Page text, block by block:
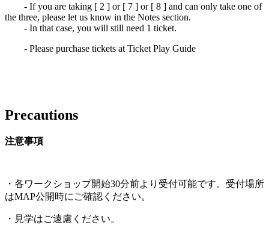
- If you are taking [ 2 ] or [ 7 ] or [ 8 ] and can only take one of
the three, please let us know in the Notes section.
- In that case, you will still need 1 ticket.
- Please purchase tickets at Ticket Play Guide
Precautions
注意事項
・各ワークショップ開始30分前より受付可能です。受付場所
はMAP公開時にご確認ください。
・見学はご遠慮ください。